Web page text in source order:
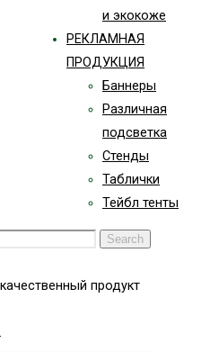
и экокоже
РЕКЛАМНАЯ
ПРОДУКЦИЯ
Баннеры
Различная
подсветка
Стенды
Таблички
Тейбл тенты
Search
продукт